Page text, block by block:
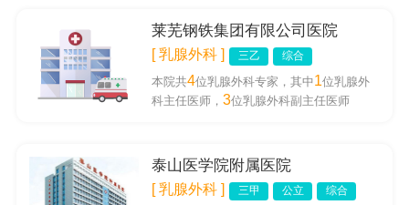
莱芜钢铁集团有限公司医院
[ 乳腺外科 ] 三乙 综合
本院共4位乳腺外科专家，其中1位乳腺外
科主任医师，3位乳腺外科副主任医师
泰山医学院附属医院
[ 乳腺外科 ] 三甲 公立 综合